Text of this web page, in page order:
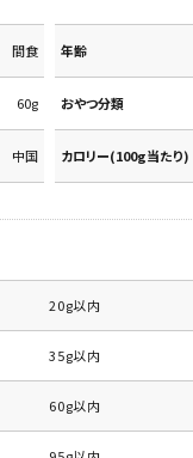
間食 年齢
60g おやつ分類
中国 カロリー(100g当たり)
20g以内
35g以内
60g以内